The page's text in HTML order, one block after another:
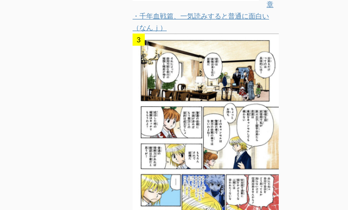
章
・千年血戦篇、一気読みすると普通に面白い
（なんｊ）